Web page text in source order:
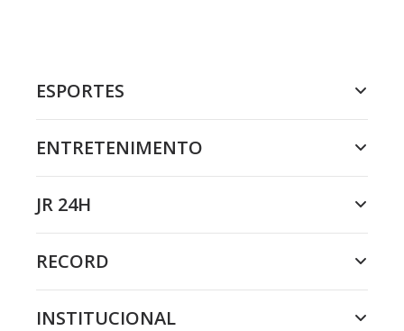
ESPORTES
ENTRETENIMENTO
JR 24H
RECORD
INSTITUCIONAL